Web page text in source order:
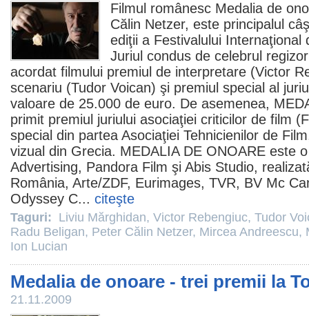
Filmul românesc Medalia de
Călin Netzer, este principalul
ediţii a Festivalului Internaţional
Juriul condus de celebrul
acordat filmului premiul de interpretare (Victor
scenariu (Tudor Voican) şi premiul special al
valoare de 25.000 de euro. De asemenea,
primit premiul juriului asociaţiei criticilor de film
special din partea Asociaţiei Tehnicienilor de Film
vizual din Grecia. MEDALIA DE ONOARE este
Advertising, Pandora Film şi Abis Studio,
România, Arte/ZDF, Eurimages, TVR, BV Mc
Odyssey C... citeşte
Taguri: Liviu Mărghidan, Victor Rebengiuc, Tudor
Radu Beligan, Peter Călin Netzer, Mircea Andreescu,
Ion Lucian
Medalia de onoare - trei premii la
21.11.2009